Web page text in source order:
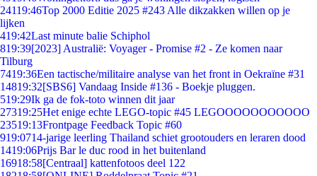
24119:46Top 2000 Editie 2025 #243 Alle dikzakken willen op je
lijken
419:42Last minute balie Schiphol
819:39[2023] Australië: Voyager - Promise #2 - Ze komen naar
Tilburg
7419:36Een tactische/militaire analyse van het front in Oekraïne #31
14819:32[SBS6] Vandaag Inside #136 - Boekje pluggen.
519:29Ik ga de fok-toto winnen dit jaar
27319:25Het enige echte LEGO-topic #45 LEGOOOOOOOOOOO
23519:13Frontpage Feedback Topic #60
919:0714-jarige leerling Thailand schiet grootouders en leraren dood
1419:06Prijs Bar le duc rood in het buitenland
16918:58[Centraal] kattenfotoos deel 122